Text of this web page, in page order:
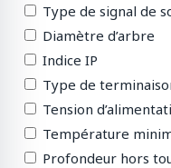
Type de signal de
Diamètre d’arbre
Indice IP
Type de
Tension
Température
Profondeur hors